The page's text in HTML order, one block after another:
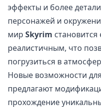
эффекты и более
персонажей и
мир Skyrim
реалистичным, что
погрузиться в
Новые возможности
предлагают
прохождение